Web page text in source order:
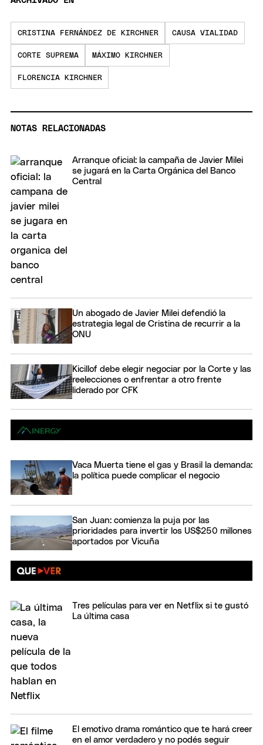
CRISTINA FERNÁNDEZ DE KIRCHNER CAUSA VIALIDAD
CORTE SUPREMA MÁXIMO KIRCHNER
FLORENCIA KIRCHNER
NOTAS RELACIONADAS
Arranque oficial: la campaña de Javier Milei
se jugará en la Carta Orgánica del Banco
Central
Un abogado de Javier Milei defendió la
estrategia legal de Cristina de recurrir a la
ONU
Kicillof debe elegir negociar por la Corte y las
reelecciones o enfrentar a otro frente
liderado por CFK
Vaca Muerta tiene el gas y Brasil la demanda:
la política puede complicar el negocio
San Juan: comienza la puja por las
prioridades para invertir los US$250 millones
aportados por Vicuña
Tres películas para ver en Netflix si te gustó
La última casa
El emotivo drama romántico que te hará creer
en el amor verdadero y no podés seguir